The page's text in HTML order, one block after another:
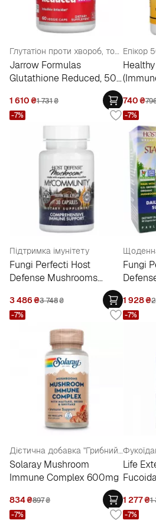
Глутатіон проти хвороб, токсинів, вірусів, несприятливого впливу навколишнього середовища
Jarrow Formulas
Glutathione Reduced, 500
1 610₴1 731₴
Епікор
Healthy
740₴
Підтримка імунітету
Fungi Perfecti Host
Defense Mushrooms
Comprehensive Immune
Support
3 486₴3 748₴
-7%
Fungi
Support
1 928₴
-7%
Дієтична добавка "Грибний комплекс для імунітету"
Solaray Mushroom
Immune Complex 600mg
834₴897₴
-7%
Life
1 277₴1
-7%
-7% -7%